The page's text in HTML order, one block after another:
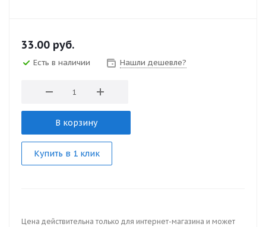
33.00 руб.
Есть в наличии Нашли дешевле?
В корзину
Купить в 1 клик
Цена действительна только для интернет-магазина и может